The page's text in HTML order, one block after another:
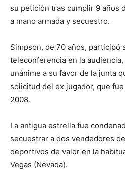
su petición tras cumplir 9 años
a mano armada y secuestro.
Simpson, de 70 años, participó
teleconferencia en la
unánime a su favor de la junta
solicitud del ex jugador, que
2008.
La antigua estrella fue
secuestrar a dos vendedores
deportivos de valor en la
Vegas (Nevada).